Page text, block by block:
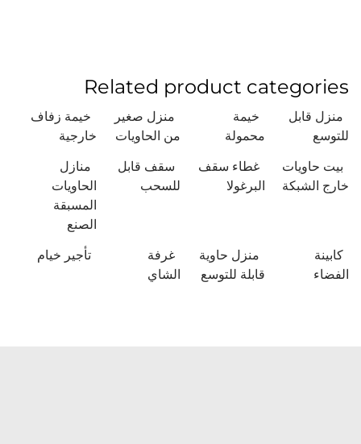
Related product categories
منزل قابل
للتوسع
خيمة
محمولة
منزل صغير
من الحاويات
خيمة زفاف
خارجية
بيت حاويات
خارج الشبكة
غطاء سقف
البرغولا
سقف قابل
للسحب
منازل
الحاويات
المسبقة
الصنع
كابينة
الفضاء
منزل حاوية
قابلة للتوسع
غرفة
الشاي
تأجير خيام